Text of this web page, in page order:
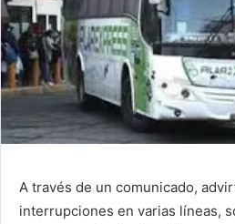
A través de un comunicado,
interrupciones en varias líneas,